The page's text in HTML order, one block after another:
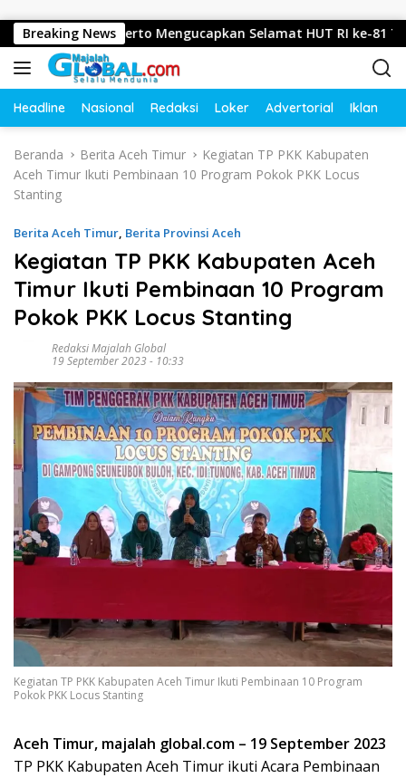
Breaking News
Mojokerto Mengucapkan Selamat HUT RI ke-81 Tahun 2026
Headline Nasional Redaksi Loker Advertorial Iklan
Beranda Berita Aceh Timur
Kegiatan TP PKK Kabupaten
Aceh Timur Ikuti Pembinaan 10 Program Pokok PKK Locus
Stanting
Berita Aceh Timur, Berita Provinsi Aceh
Kegiatan TP PKK Kabupaten Aceh
Timur Ikuti Pembinaan 10 Program
Pokok PKK Locus Stanting
Redaksi Majalah Global
19 September 2023 - 10:33
Kegiatan TP PKK Kabupaten Aceh Timur Ikuti Pembinaan 10 Program
Pokok PKK Locus Stanting
Aceh Timur, majalah global.com – 19 September 2023
TP PKK Kabupaten Aceh Timur ikuti Acara Pembinaan